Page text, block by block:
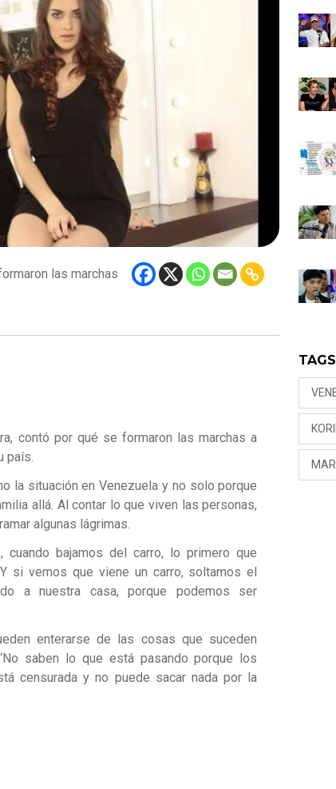
las marchas
contó por qué se formaron las marchas a
país.
la situación en Venezuela y no solo porque
allá. Al contar lo que viven las personas,
algunas lágrimas.
cuando bajamos del carro, lo primero que
si vemos que viene un carro, soltamos el
a nuestra casa, porque podemos ser
enterarse de las cosas que suceden
saben lo que está pasando porque los
censurada y no puede sacar nada por la
TAGS